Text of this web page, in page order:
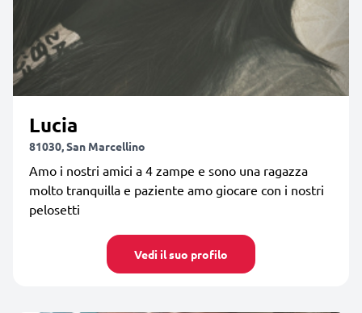
Lucia
81030, San Marcellino
Amo i nostri amici a 4 zampe e sono una ragazza
molto tranquilla e paziente amo giocare con i nostri
pelosetti
Vedi il suo profilo